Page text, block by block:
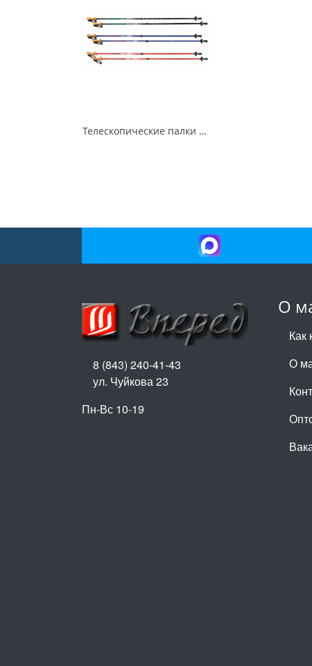
Телескопические палки для скандинавской ходьбы NORDIC
О
Как
О
8 (843) 240-41-43
ул. Чуйкова 23
Пн-Вс 10-19